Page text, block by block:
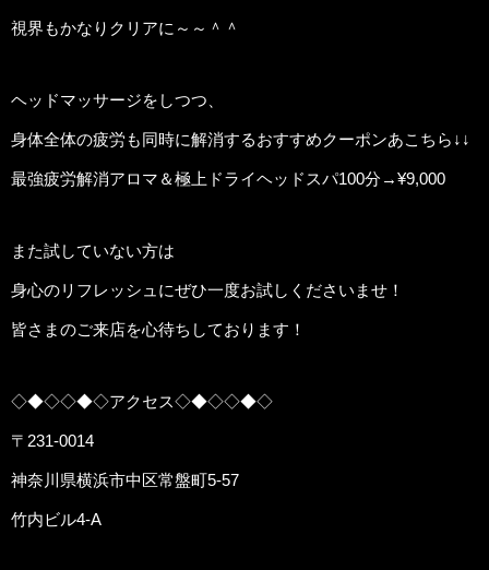
視界もかなりクリアに～～＾＾
ヘッドマッサージをしつつ、
身体全体の疲労も同時に解消するおすすめクーポンあこちら↓↓
最強疲労解消アロマ＆極上ドライヘッドスパ100分→¥9,000
また試していない方は
身心のリフレッシュにぜひ一度お試しくださいませ！
皆さまのご来店を心待ちしております！
◇◆◇◇◆◇アクセス◇◆◇◇◆◇
〒231-0014
神奈川県横浜市中区常盤町5-57
竹内ビル4-A